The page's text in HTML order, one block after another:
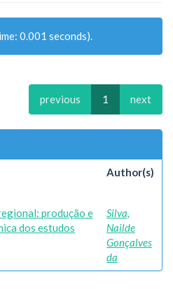
0.001 seconds).
previous 1 next
Author(s)
produção e
dos estudos
Silva,
Nailde
Gonçalves
da